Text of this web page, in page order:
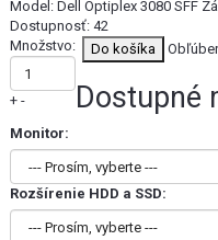
Model: Dell Optiplex 3080 SFF
Dostupnosť: 42
Množstvo:
+ - Dostupné
Monitor:
Rozšírenie HDD a SSD: